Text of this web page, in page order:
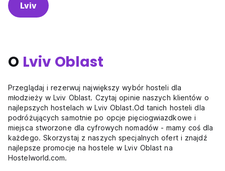
Lviv
O Lviv Oblast
Przeglądaj i rezerwuj największy wybór hosteli dla
młodzieży w Lviv Oblast. Czytaj opinie naszych klientów o
najlepszych hostelach w Lviv Oblast.Od tanich hosteli dla
podróżujących samotnie po opcje pięciogwiazdkowe i
miejsca stworzone dla cyfrowych nomadów - mamy coś dla
każdego. Skorzystaj z naszych specjalnych ofert i znajdź
najlepsze promocje na hostele w Lviv Oblast na
Hostelworld.com.